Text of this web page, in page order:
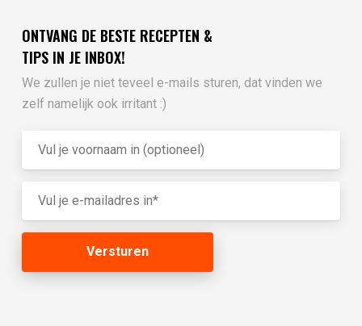
ONTVANG DE BESTE RECEPTEN &
TIPS IN JE INBOX!
We zullen je niet teveel e-mails sturen, dat vinden we
zelf namelijk ook irritant :)